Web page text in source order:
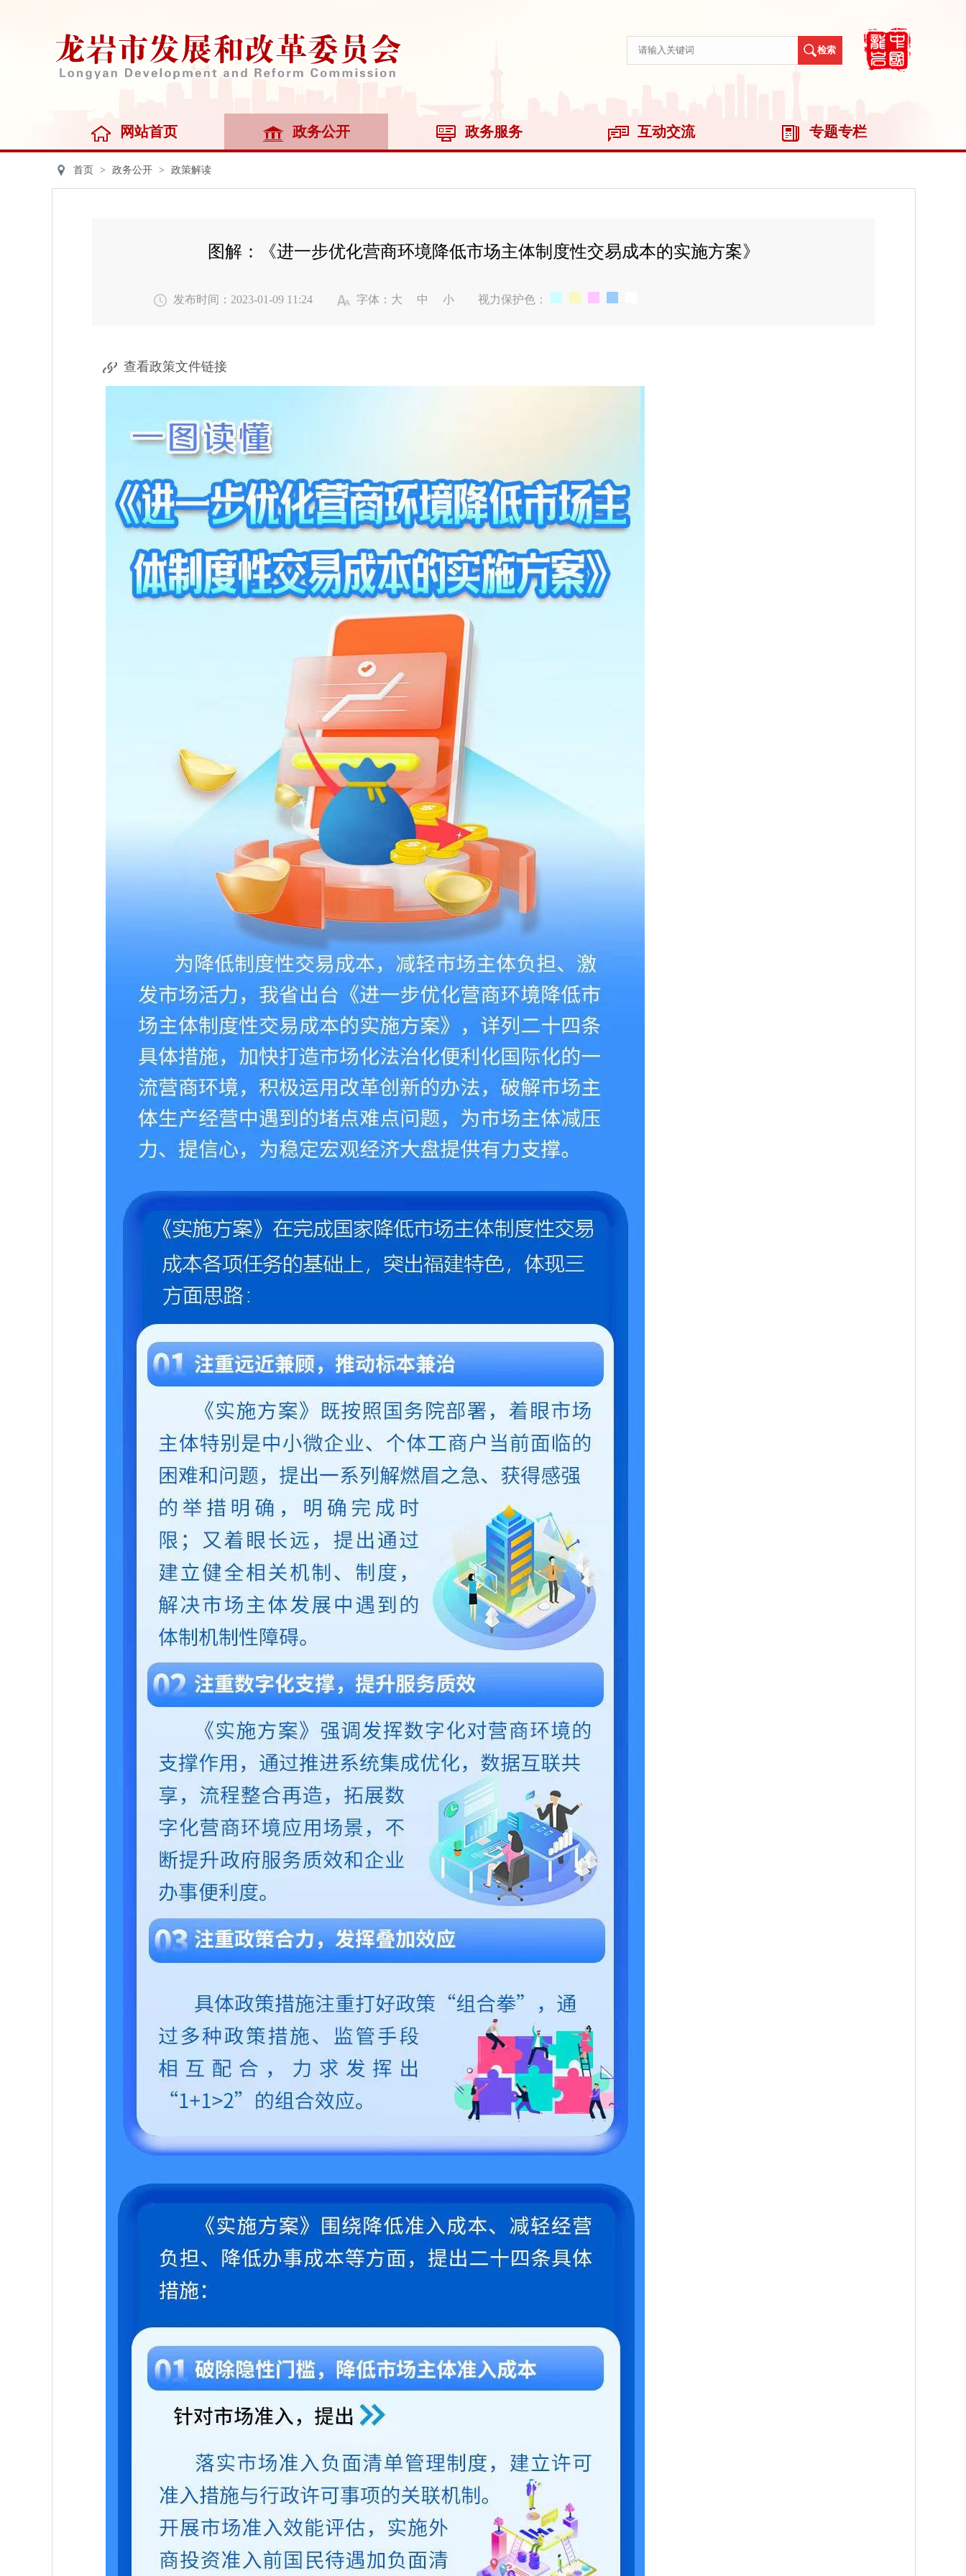
网站首页 政务公开 政务服务 互动交流 专题专栏
首页 > 政务公开 > 政策解读
图解：《进一步优化营商环境降低市场主体制度性交易成本的实施方案》
发布时间：2023-01-09 11:24 字体： 大 中 小 视力保护色：
查看政策文件链接